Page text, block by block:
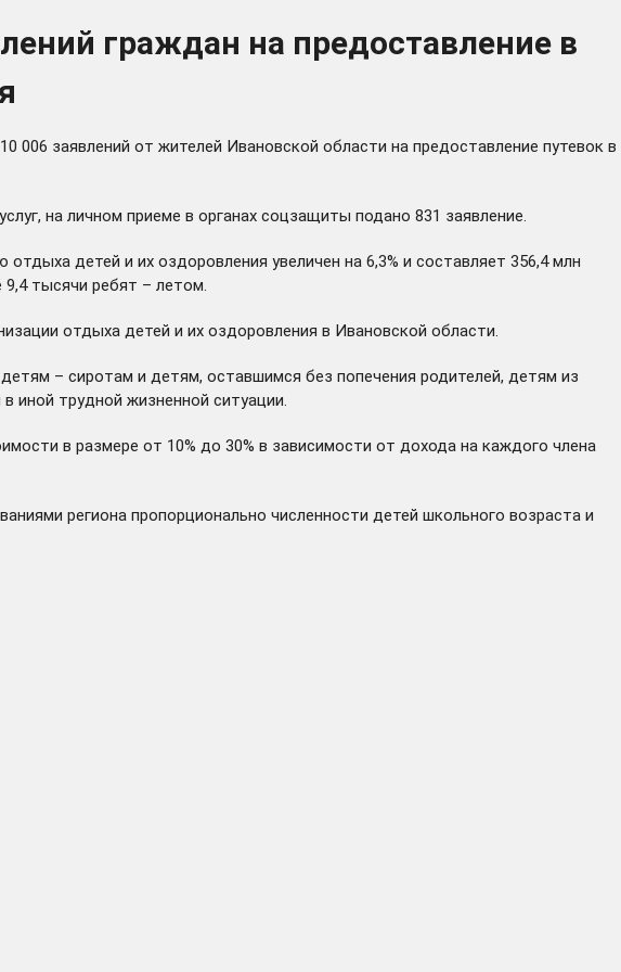
граждан на предоставление в
006 заявлений от жителей Ивановской области на предоставление путевок в
на личном приеме в органах соцзащиты подано 831 заявление.
детей и их оздоровления увеличен на 6,3% и составляет 356,4 млн
тысячи ребят – летом.
отдыха детей и их оздоровления в Ивановской области.
– сиротам и детям, оставшимся без попечения родителей, детям из
иной трудной жизненной ситуации.
в размере от 10% до 30% в зависимости от дохода на каждого члена
региона пропорционально численности детей школьного возраста и